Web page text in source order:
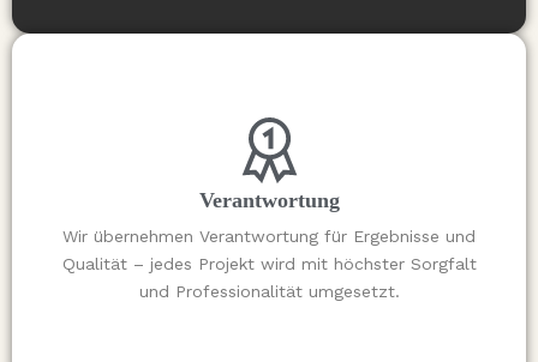
Verantwortung
Wir übernehmen Verantwortung für Ergebnisse und
Qualität – jedes Projekt wird mit höchster Sorgfalt
und Professionalität umgesetzt.